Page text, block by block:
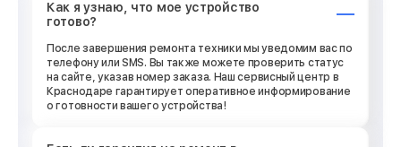
Как я узнаю, что мое устройство
готово?
После завершения ремонта техники мы уведомим вас по
телефону или SMS. Вы также можете проверить статус
на сайте, указав номер заказа. Наш сервисный центр в
Краснодаре гарантирует оперативное информирование
о готовности вашего устройства!